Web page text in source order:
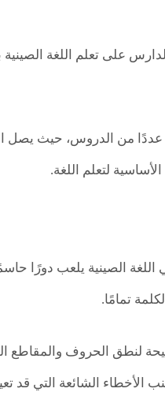
على تعلم اللغة
عددًا من الدروس، حيث يصل
لتعلم اللغة.
الصينية يلعب دورًا
تمامًا.
لنطق الحروف والمقاطع
الأخطاء الشائعة التي قد